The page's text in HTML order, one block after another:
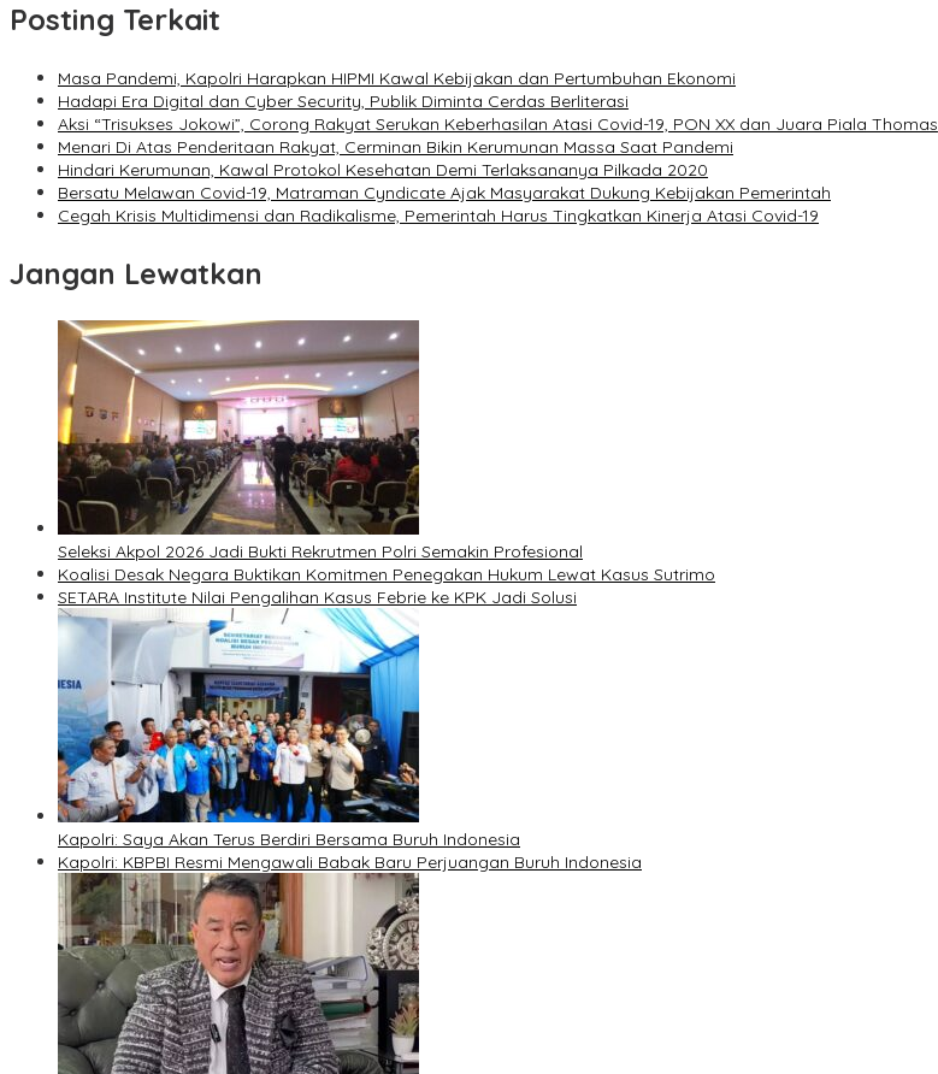
Posting Terkait
Masa Pandemi, Kapolri Harapkan HIPMI Kawal Kebijakan dan Pertumbuhan Ekonomi
Hadapi Era Digital dan Cyber Security, Publik Diminta Cerdas Berliterasi
Aksi “Trisukses Jokowi”, Corong Rakyat Serukan Keberhasilan Atasi Covid-19, PON XX dan Juara Piala Thomas
Menari Di Atas Penderitaan Rakyat, Cerminan Bikin Kerumunan Massa Saat Pandemi
Hindari Kerumunan, Kawal Protokol Kesehatan Demi Terlaksananya Pilkada 2020
Bersatu Melawan Covid-19, Matraman Cyndicate Ajak Masyarakat Dukung Kebijakan Pemerintah
Cegah Krisis Multidimensi dan Radikalisme, Pemerintah Harus Tingkatkan Kinerja Atasi Covid-19
Jangan Lewatkan
Seleksi Akpol 2026 Jadi Bukti Rekrutmen Polri Semakin Profesional
Koalisi Desak Negara Buktikan Komitmen Penegakan Hukum Lewat Kasus Sutrimo
SETARA Institute Nilai Pengalihan Kasus Febrie ke KPK Jadi Solusi
Kapolri: Saya Akan Terus Berdiri Bersama Buruh Indonesia
Kapolri: KBPBI Resmi Mengawali Babak Baru Perjuangan Buruh Indonesia